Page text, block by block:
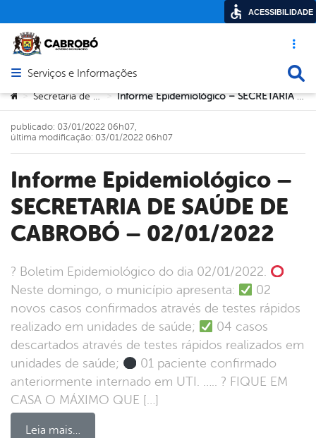
Acesso
Abrir menu principal de navegação
Serviços e Informações
Você está aqui:
> Secretaria de Saúde > Informe Epidemiológico – SECRETARIA DE SAÚDE DE CABROBÓ – 02/01/2022
Informe Epidemiológico –
SECRETARIA DE SAÚDE DE
CABROBÓ – 02/01/2022
? Boletim Epidemiológico do dia 02/01/2022.
Neste domingo, o município apresenta:
02
novos casos confirmados através de testes rápidos
realizado em unidades de saúde;
04 casos
descartados através de testes rápidos realizados em
unidades de saúde;
01 paciente confirmado
anteriormente internado em UTI. ….. ? FIQUE EM
CASA O MÁXIMO QUE […]
Leia mais…
publicado: 03/01/2022 06h07,
última modificação: 03/01/2022 06h07
ACESSIBILIDADE